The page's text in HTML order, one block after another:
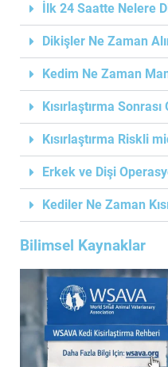
İlk 24 Saatte Nelere
Dikişler Ne Zaman
Kedim Ne Zaman
Kısırlaştırma
Kısırlaştırma Riskli
Erkek ve Dişi
Kediler Ne Zaman
Bilimsel Kaynaklar